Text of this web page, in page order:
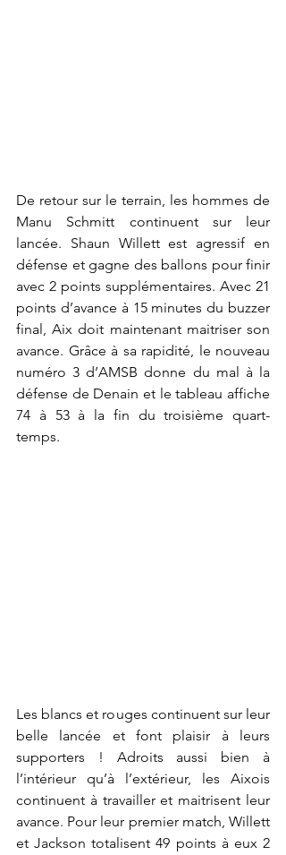
De retour sur le terrain, les hommes de
Manu Schmitt continuent sur leur
lancée. Shaun Willett est agressif en
défense et gagne des ballons pour finir
avec 2 points supplémentaires. Avec 21
points d’avance à 15 minutes du buzzer
final, Aix doit maintenant maitriser son
avance. Grâce à sa rapidité, le nouveau
numéro 3 d’AMSB donne du mal à la
défense de Denain et le tableau affiche
74 à 53 à la fin du troisième quart-
temps.
Les blancs et rouges continuent sur leur
belle lancée et font plaisir à leurs
supporters ! Adroits aussi bien à
l’intérieur qu’à l’extérieur, les Aixois
continuent à travailler et maitrisent leur
avance. Pour leur premier match, Willett
et Jackson totalisent 49 points à eux 2